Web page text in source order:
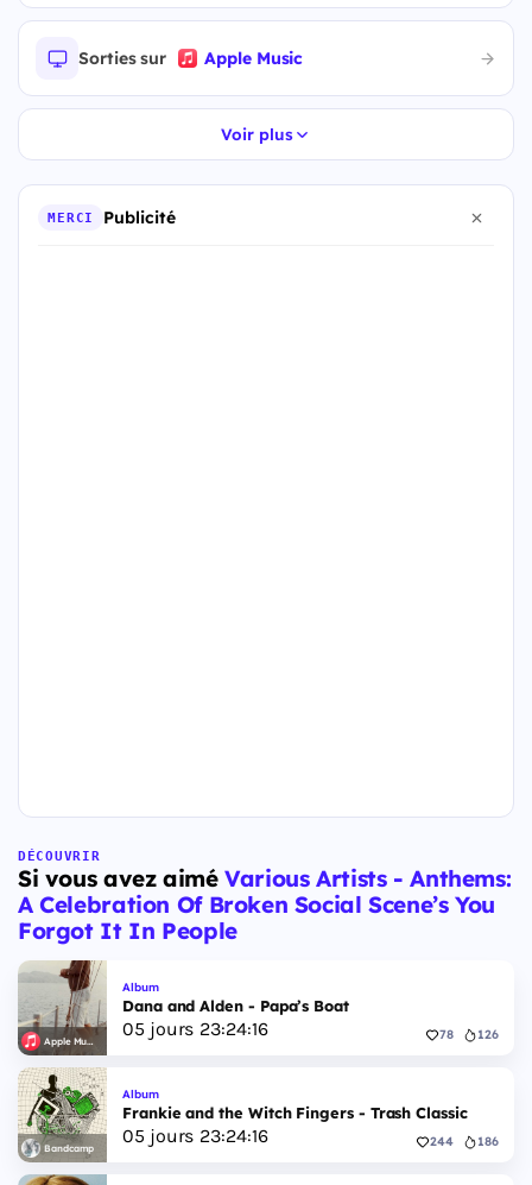
Sorties sur Apple Music
Voir plus
MERCI Publicité
DÉCOUVRIR
Si vous avez aiméVarious Artists - Anthems:
A Celebration Of Broken Social Scene’s You
Forgot It In People
Apple Music
Album
Dana and Alden - Papa’s Boat
05 jours 23:24:16 78 126
Bandcamp
Album
Frankie and the Witch Fingers - Trash Classic
05 jours 23:24:16 244 186